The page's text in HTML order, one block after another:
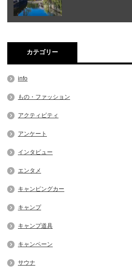
カテゴリー
info
もの・ファッション
アクティビティ
アンケート
インタビュー
エンタメ
キャンピングカー
キャンプ
キャンプ道具
キャンペーン
サウナ